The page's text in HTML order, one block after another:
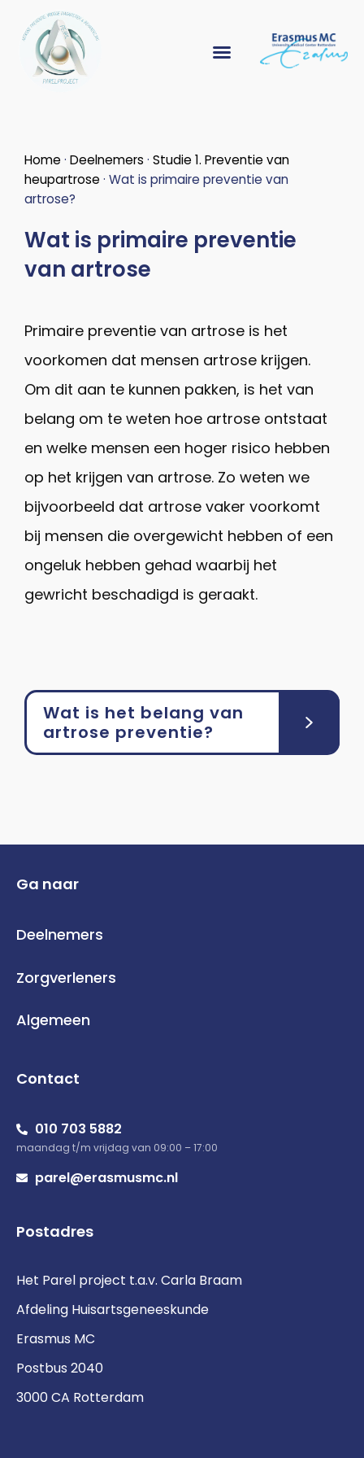
Home · Deelnemers · Studie 1. Preventie van
heupartrose · Wat is primaire preventie van
artrose?
Wat is primaire preventie
van artrose
Primaire preventie van artrose is het
voorkomen dat mensen artrose krijgen.
Om dit aan te kunnen pakken, is het van
belang om te weten hoe artrose ontstaat
en welke mensen een hoger risico hebben
op het krijgen van artrose. Zo weten we
bijvoorbeeld dat artrose vaker voorkomt
bij mensen die overgewicht hebben of een
ongeluk hebben gehad waarbij het
gewricht beschadigd is geraakt.
Wat is het belang van
artrose preventie?
Ga naar
Deelnemers
Zorgverleners
Algemeen
Contact
010 703 5882
maandag t/m vrijdag van 09:00 – 17:00
parel@erasmusmc.nl
Postadres
Het Parel project t.a.v. Carla Braam
Afdeling Huisartsgeneeskunde
Erasmus MC
Postbus 2040
3000 CA Rotterdam